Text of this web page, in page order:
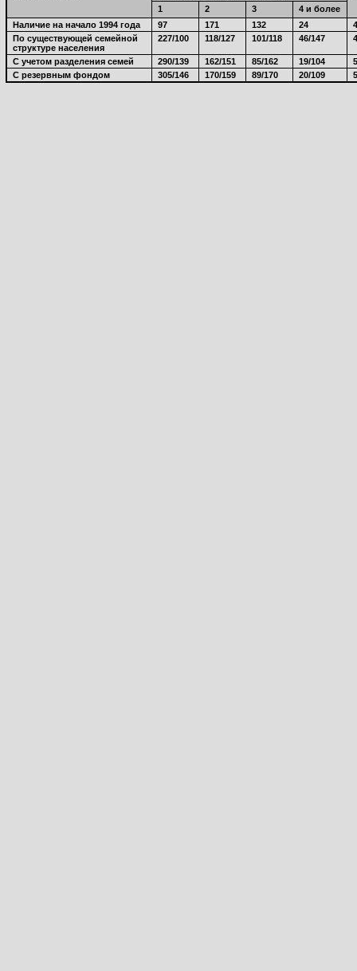
1
2 3
4 и более
Наличие на начало 1994 года
97 171 132 24
По существующей семейной
структуре населения
227/100 118/127 101/118 46/147
С учетом разделения семей 290/139 162/151 85/162 19/104
С резервным фондом
305/146 170/159 89/170 20/109